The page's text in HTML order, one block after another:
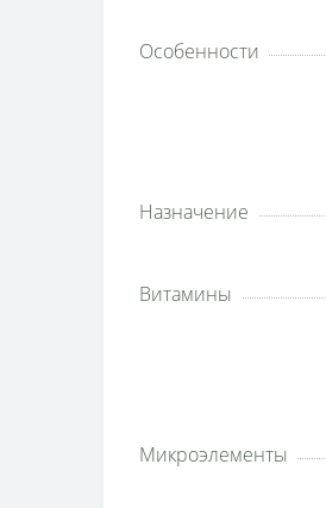
Особенности
Назначение
Витамины
Микроэлементы